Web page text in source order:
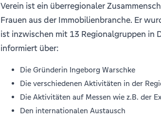
Verein ist ein überregionaler
Frauen aus der Immobilienbranche. Er
ist inzwischen mit 13 Regionalgruppen in
informiert über:
Die Gründerin Ingeborg Warschke
Die verschiedenen Aktivitäten in der
Die Aktivitäten auf Messen wie z.B. der
Den internationalen Austausch